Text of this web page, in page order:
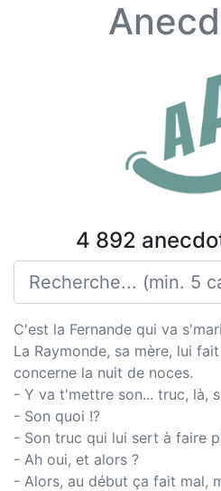
4 892
C'est la Fernande qui va
La Raymonde, sa mère, lui
concerne la nuit de noces.
- Y va t'mettre son... truc, là,
- Son quoi !?
- Son truc qui lui sert à faire
- Ah oui, et alors ?
- Alors, au début ça fait mal,